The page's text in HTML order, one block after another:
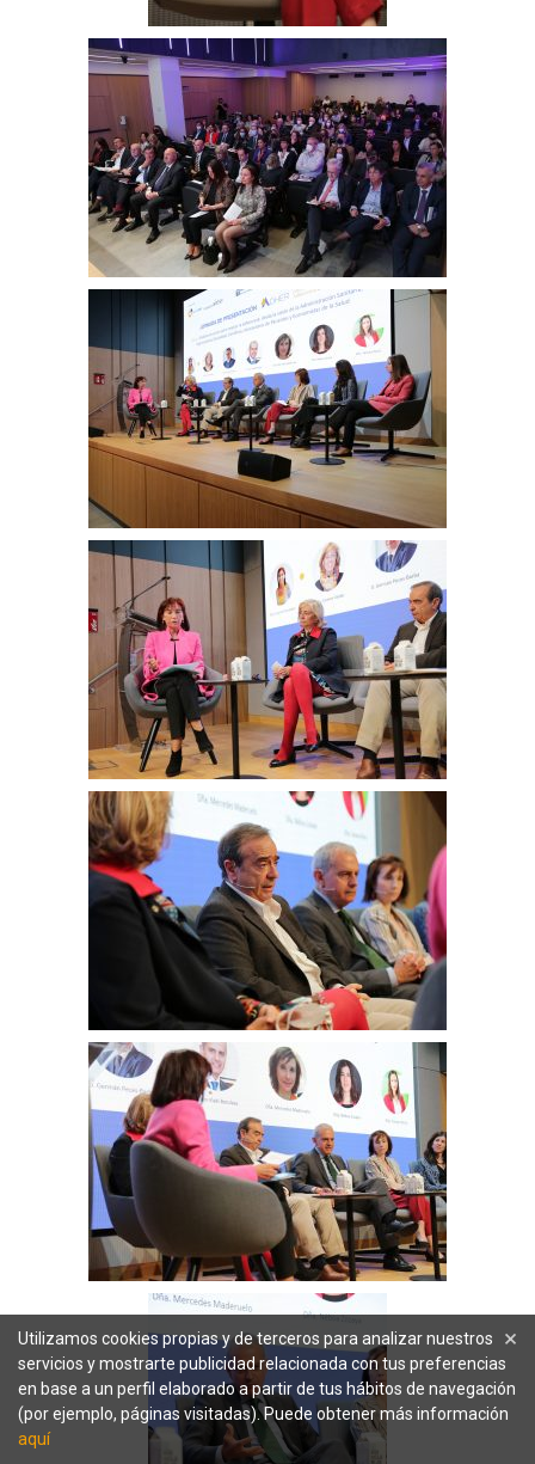
×
Utilizamos cookies propias y de terceros para analizar nuestros
servicios y mostrarte publicidad relacionada con tus preferencias
en base a un perfil elaborado a partir de tus hábitos de navegación
(por ejemplo, páginas visitadas). Puede obtener más información
aquí